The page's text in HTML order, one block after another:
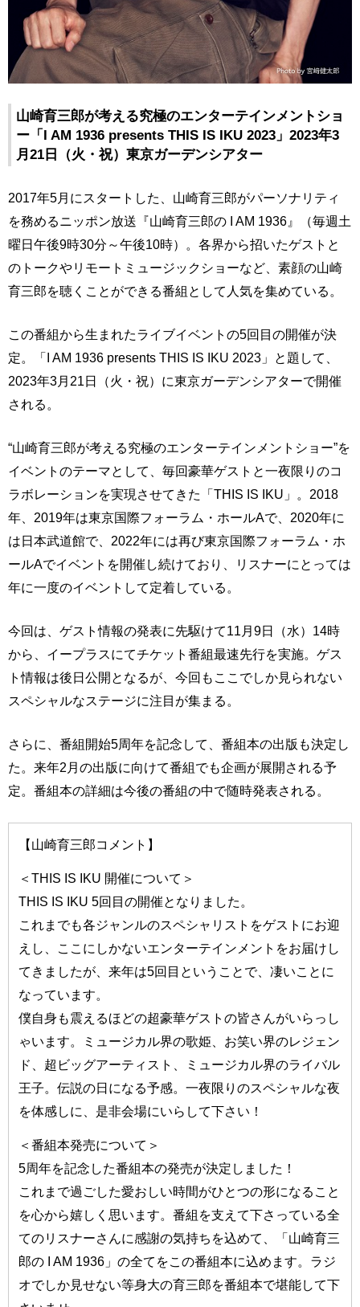
山崎育三郎が考える究極のエンターテインメントショ
ー「I AM 1936 presents THIS IS IKU 2023」2023年3
月21日（火・祝）東京ガーデンシアター
2017年5月にスタートした、山崎育三郎がパーソナリティ
を務めるニッポン放送『山崎育三郎の I AM 1936』（毎週土
曜日午後9時30分～午後10時）。各界から招いたゲストと
のトークやリモートミュージックショーなど、素顔の山崎
育三郎を聴くことができる番組として人気を集めている。
この番組から生まれたライブイベントの5回目の開催が決
定。「I AM 1936 presents THIS IS IKU 2023」と題して、
2023年3月21日（火・祝）に東京ガーデンシアターで開催
される。
“山崎育三郎が考える究極のエンターテインメントショー”を
イベントのテーマとして、毎回豪華ゲストと一夜限りのコ
ラボレーションを実現させてきた「THIS IS IKU」。2018
年、2019年は東京国際フォーラム・ホールAで、2020年に
は日本武道館で、2022年には再び東京国際フォーラム・ホ
ールAでイベントを開催し続けており、リスナーにとっては
年に一度のイベントして定着している。
今回は、ゲスト情報の発表に先駆けて11月9日（水）14時
から、イープラスにてチケット番組最速先行を実施。ゲス
ト情報は後日公開となるが、今回もここでしか見られない
スペシャルなステージに注目が集まる。
さらに、番組開始5周年を記念して、番組本の出版も決定し
た。来年2月の出版に向けて番組でも企画が展開される予
定。番組本の詳細は今後の番組の中で随時発表される。
【山崎育三郎コメント】
＜THIS IS IKU 開催について＞
THIS IS IKU 5回目の開催となりました。
これまでも各ジャンルのスペシャリストをゲストにお迎
えし、ここにしかないエンターテインメントをお届けし
てきましたが、来年は5回目ということで、凄いことに
なっています。
僕自身も震えるほどの超豪華ゲストの皆さんがいらっし
ゃいます。ミュージカル界の歌姫、お笑い界のレジェン
ド、超ビッグアーティスト、ミュージカル界のライバル
王子。伝説の日になる予感。一夜限りのスペシャルな夜
を体感しに、是非会場にいらして下さい！
＜番組本発売について＞
5周年を記念した番組本の発売が決定しました！
これまで過ごした愛おしい時間がひとつの形になること
を心から嬉しく思います。番組を支えて下さっている全
てのリスナーさんに感謝の気持ちを込めて、「山崎育三
郎の I AM 1936」の全てをこの番組本に込めます。ラジ
オでしか見せない等身大の育三郎を番組本で堪能して下